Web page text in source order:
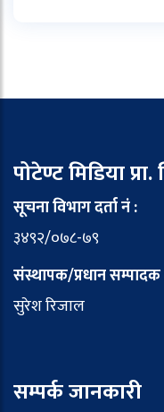
पोटेण्ट मिडिया प्रा.
सूचना विभाग दर्ता नं :
३४९२/०७८-७९
संस्थापक/प्रधान
सुरेश रिजाल
सम्पर्क जानकारी